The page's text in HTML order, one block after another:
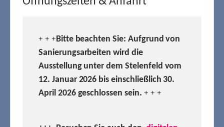
+ + +Bitte beachten Sie: Aufgrund von
Sanierungsarbeiten wird die
Ausstellung unter dem Stelenfeld vom
12. Januar 2026 bis einschließlich 30.
April 2026 geschlossen sein. + + +